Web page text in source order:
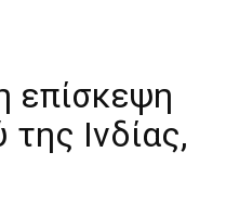
επίσκεψη
Ινδίας,